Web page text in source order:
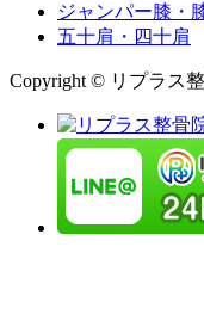
ジャンパー膝・
五十肩・四十肩
Copyright © リプラス整